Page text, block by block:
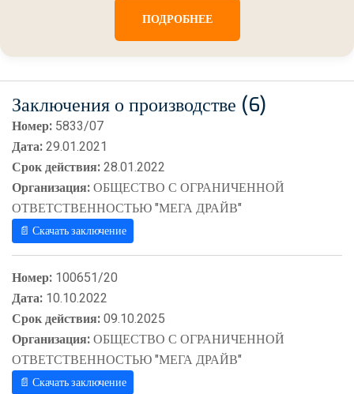
ПОДРОБНЕЕ
Заключения о производстве (6)
Номер: 5833/07
Дата:29.01.2021
Срок действия:28.01.2022
Организация:ОБЩЕСТВО С ОГРАНИЧЕННОЙ
ОТВЕТСТВЕННОСТЬЮ "МЕГА ДРАЙВ"
📄 Скачать заключение
Номер: 100651/20
Дата: 10.10.2022
Срок действия:09.10.2025
Организация:ОБЩЕСТВО С ОГРАНИЧЕННОЙ
ОТВЕТСТВЕННОСТЬЮ "МЕГА ДРАЙВ"
📄 Скачать заключение